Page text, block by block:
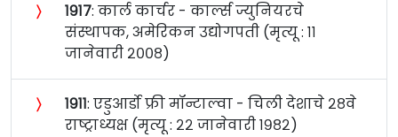
〉 १९१७: कार्ल कार्चर - कार्ल्स ज्युनियरचे
संस्थापक, अमेरिकन उद्योगपती (मृत्यू : ११
जानेवारी २००८)
〉 १९११: एडुआर्डो फ्री मॉन्टाल्वा - चिली देशाचे २८वे
राष्ट्राध्यक्ष (मृत्यू : २२ जानेवारी १९८२)